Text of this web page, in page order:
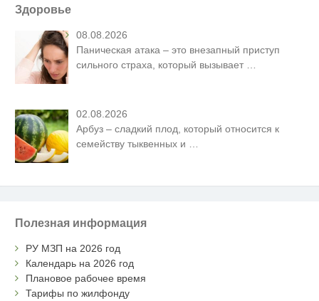
Здоровье
08.08.2026
Паническая атака – это внезапный приступ
сильного страха, который вызывает
02.08.2026
Арбуз – сладкий плод, который относится к
семейству тыквенных и
Полезная информация
РУ МЗП на 2026 год
Календарь на 2026 год
Плановое рабочее время
Тарифы по жилфонду